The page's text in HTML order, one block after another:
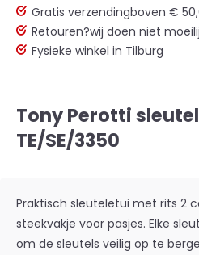
Gratis verzendingboven €
Retouren?wij doen niet
Fysieke winkel in Tilburg
Tony Perotti
TE/SE/3350
Praktisch sleuteletui met rits 2
steekvakje voor pasjes. Elke
om de sleutels veilig op te